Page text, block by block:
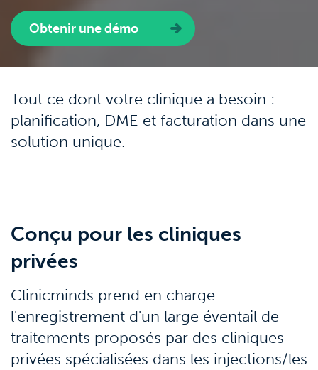
Obtenir une démo
Tout ce dont votre clinique a besoin :
planification, DME et facturation dans une
solution unique.
Conçu pour les cliniques
privées
Clinicminds prend en charge
l'enregistrement d'un large éventail de
traitements proposés par des cliniques
privées spécialisées dans les injections/les